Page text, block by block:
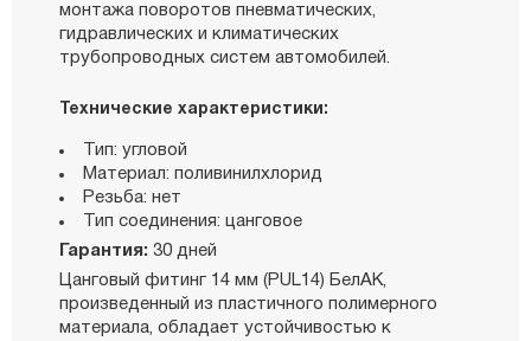
монтажа поворотов пневматических,
гидравлических и климатических
трубопроводных систем автомобилей.
Технические характеристики:
Тип: угловой
Материал: поливинилхлорид
Резьба: нет
Тип соединения: цанговое
Гарантия: 30 дней
Цанговый фитинг 14 мм (PUL14) БелАК,
произведенный из пластичного полимерного
материала, обладает устойчивостью к